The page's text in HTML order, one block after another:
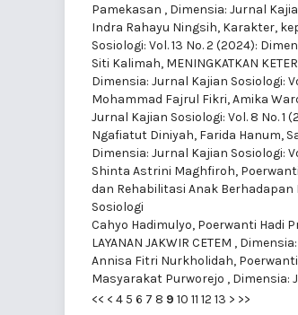
Pamekasan , Dimensia: Jurnal
Indra Rahayu Ningsih, Karakter,
Sosiologi: Vol. 13 No. 2 (2024):
Siti Kalimah, MENINGKATKAN
Dimensia: Jurnal Kajian Sosiologi:
Mohammad Fajrul Fikri, Amika
Jurnal Kajian Sosiologi: Vol. 8 No. 1
Ngafiatut Diniyah, Farida Hanum,
Dimensia: Jurnal Kajian Sosiologi:
Shinta Astrini Maghfiroh,
dan Rehabilitasi Anak Berhadapan
Sosiologi
Cahyo Hadimulyo, Poerwanti Hadi
LAYANAN JAKWIR CETEM ,
Annisa Fitri Nurkholidah,
Masyarakat Purworejo , Dimensia:
<< < 4 5 6 7 8 9 10 11 12 13 > >>